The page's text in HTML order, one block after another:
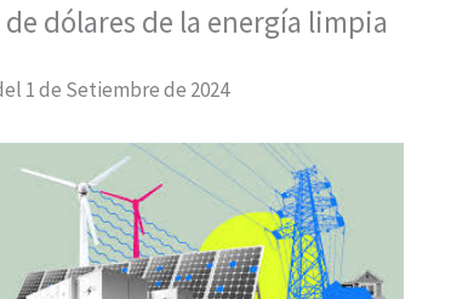
dólares de la energía limpia
1 de Setiembre de 2024